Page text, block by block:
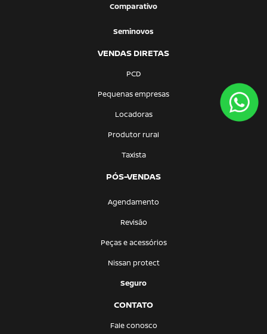
Comparativo
Seminovos
VENDAS DIRETAS
PCD
Pequenas empresas
Locadoras
Produtor rural
Taxista
PÓS-VENDAS
Agendamento
Revisão
Peças e acessórios
Nissan protect
Seguro
CONTATO
Fale conosco